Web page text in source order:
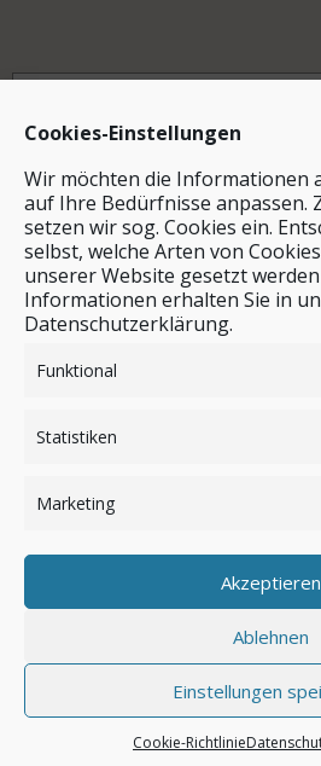
Cookies-Einstellungen
Wir möchten die Informationen
auf Ihre Bedürfnisse anpassen.
setzen wir sog. Cookies ein.
selbst, welche Arten von
unserer Website gesetzt
Informationen erhalten Sie in
Datenschutzerklärung.
Funktional
Statistiken
Marketing
Akzeptieren
Ablehnen
Einstellungen
Cookie-Richtlinie
Archiv
Stichwortsuche
Anmelden
© by safar-